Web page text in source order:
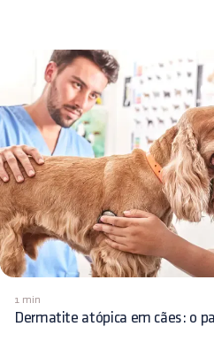
1 min
Dermatite atópica em cães: o